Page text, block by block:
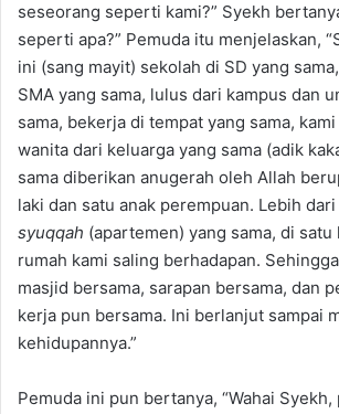
seseorang seperti kami?” Syekh
seperti apa?” Pemuda itu menjelaskan,
ini (sang mayit) sekolah di SD yang
SMA yang sama, lulus dari kampus dan
sama, bekerja di tempat yang sama,
wanita dari keluarga yang sama (adik
sama diberikan anugerah oleh Allah
laki dan satu anak perempuan. Lebih
syuqqah (apartemen) yang sama, di
rumah kami saling berhadapan.
masjid bersama, sarapan bersama, dan
kerja pun bersama. Ini berlanjut sampai
kehidupannya.”
Pemuda ini pun bertanya, “Wahai